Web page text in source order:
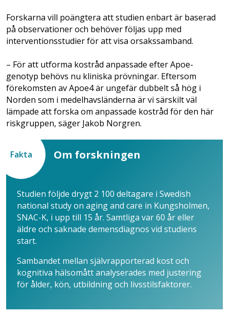
Forskarna vill poängtera att studien enbart är baserad
på observationer och behöver följas upp med
interventionsstudier för att visa orsakssamband.
– För att utforma kostråd anpassade efter Apoe-
genotyp behövs nu kliniska prövningar. Eftersom
förekomsten av Apoe4 är ungefär dubbelt så hög i
Norden som i medelhavsländerna är vi särskilt väl
lämpade att forska om anpassade kostråd för den här
riskgruppen, säger Jakob Norgren.
Fakta Om forskningen
Studien följde drygt 2 100 deltagare i Swedish
national study on aging and care in Kungsholmen,
SNAC-K, i upp till 15 år. Samtliga var 60 år eller
äldre och saknade demensdiagnos vid studiens
start.
Sambandet mellan självrapporterad kost och
kognitiva hälsomått analyserades med justering
för ålder, kön, utbildning och livsstilsfaktorer.